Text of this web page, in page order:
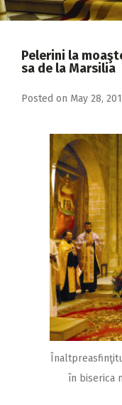
2018
2016
Pelerini la
sa de la Marsilia
Posted on May 28,
în biserica